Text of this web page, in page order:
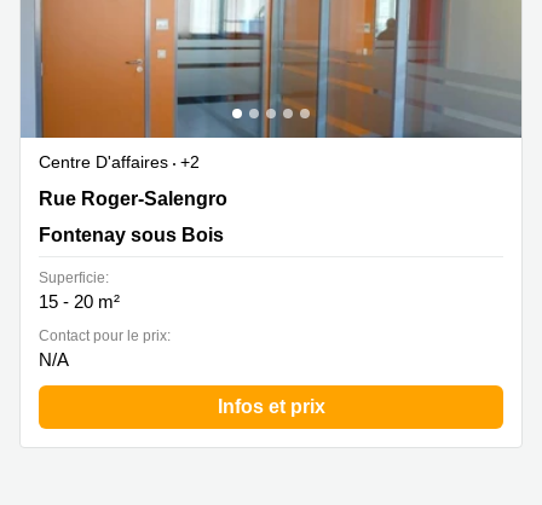
Centre D'affaires
+2
58 rue Roger Salengro, Fontenay sous Bois, Fontenay
sous Bois
Rue Roger-Salengro
Fontenay sous Bois
Superficie:
15 - 20 m²
Contact pour le prix:
N/A
Infos et prix